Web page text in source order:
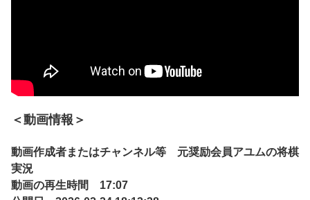
＜動画情報＞
動画作成者またはチャンネル等 元奨励会員アユムの将棋
実況
動画の再生時間 17:07